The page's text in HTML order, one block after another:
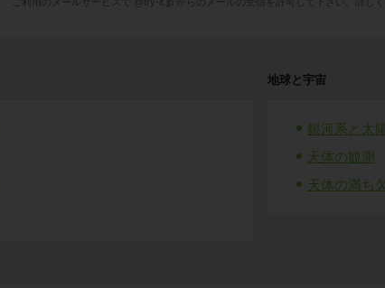
地球と宇宙
銀河系と太
天体の観測
天体の満ち